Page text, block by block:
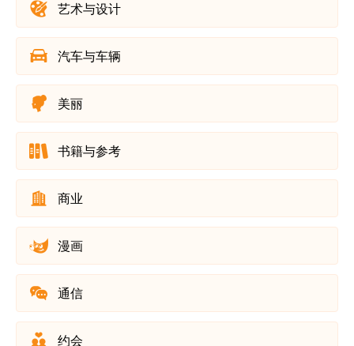
艺术与设计
汽车与车辆
美丽
书籍与参考
商业
漫画
通信
约会